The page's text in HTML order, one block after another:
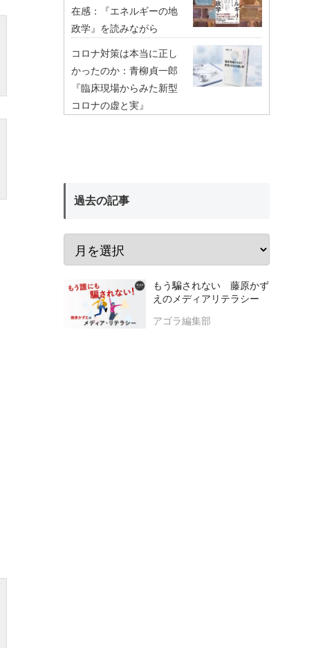
在感：『エネルギーの地
政学』を読みながら
コロナ対策は本当に正し
かったのか：青柳貞一郎
『臨床現場からみた新型
コロナの虚と実』
過去の記事
もう騙されない 藤原かず
えのメディアリテラシー
アゴラ編集部